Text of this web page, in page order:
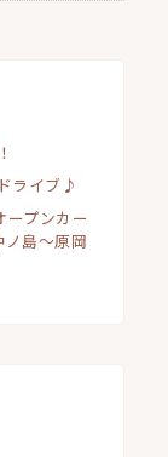
ライブ♪
ープンカー
ノ島〜原岡